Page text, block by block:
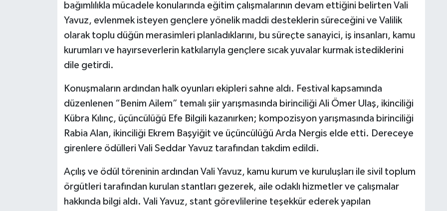
bağımlılıkla mücadele konularında eğitim çalışmalarının devam ettiğini belirten Vali
Yavuz, evlenmek isteyen gençlere yönelik maddi desteklerin süreceğini ve Valilik
olarak toplu düğün merasimleri planladıklarını, bu süreçte sanayici, iş insanları, kamu
kurumları ve hayırseverlerin katkılarıyla gençlere sıcak yuvalar kurmak istediklerini
dile getirdi.
Konuşmaların ardından halk oyunları ekipleri sahne aldı. Festival kapsamında
düzenlenen “Benim Ailem” temalı şiir yarışmasında birinciliği Ali Ömer Ulaş, ikinciliği
Kübra Kılınç, üçüncülüğü Efe Bilgili kazanırken; kompozisyon yarışmasında birinciliği
Rabia Alan, ikinciliği Ekrem Başyiğit ve üçüncülüğü Arda Nergis elde etti. Dereceye
girenlere ödülleri Vali Seddar Yavuz tarafından takdim edildi.
Açılış ve ödül töreninin ardından Vali Yavuz, kamu kurum ve kuruluşları ile sivil toplum
örgütleri tarafından kurulan stantları gezerek, aile odaklı hizmetler ve çalışmalar
hakkında bilgi aldı. Vali Yavuz, stant görevlilerine teşekkür ederek yapılan